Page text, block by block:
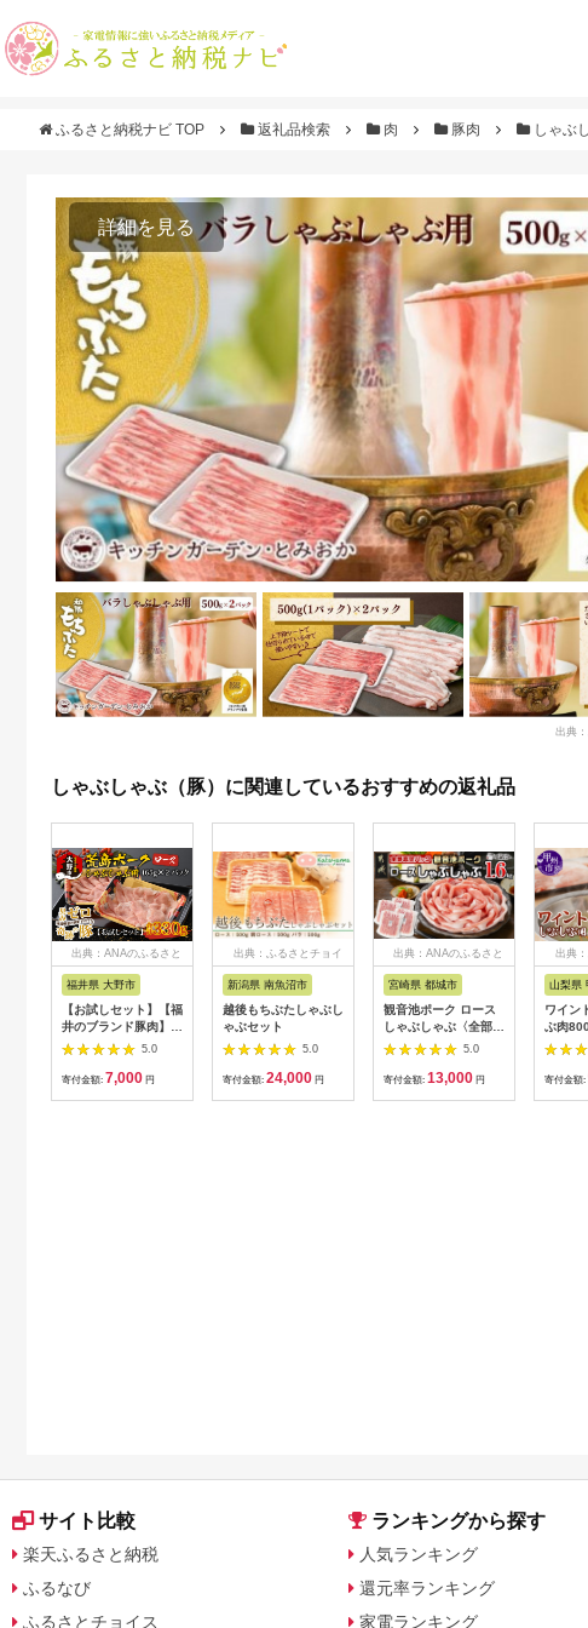
ふるさと納税ナビ TOP 返礼品検索 肉 豚肉 しゃぶ
詳細を見る
出典
しゃぶしゃぶ（豚）に関連しているおすすめの返礼品
出典：ANAのふるさと
福井県 大野市
【お試しセット】【福
井のブランド豚肉】荒
島ポーク ロースしゃ
ぶしゃぶ用 330g[A-
054011]
5.0
寄付金額: 7,000 円
出典：ふるさとチョイ
新潟県 南魚沼市
越後もちぶたしゃぶし
ゃぶセット
5.0
寄付金額: 24,000 円
出典：ANAのふるさと
宮崎県 都城市
観音池ポーク ロース
しゃぶしゃぶ〈全部真
空パック〉1.6kg_13-
5.0
寄付金額: 13,000 円
出典
山梨県
ワイン
ぶ肉
寄付金額:
サイト比較
楽天ふるさと納税
ふるなび
ふるさとチョイス
ランキングから探す
人気ランキング
還元率ランキング
家電ランキング